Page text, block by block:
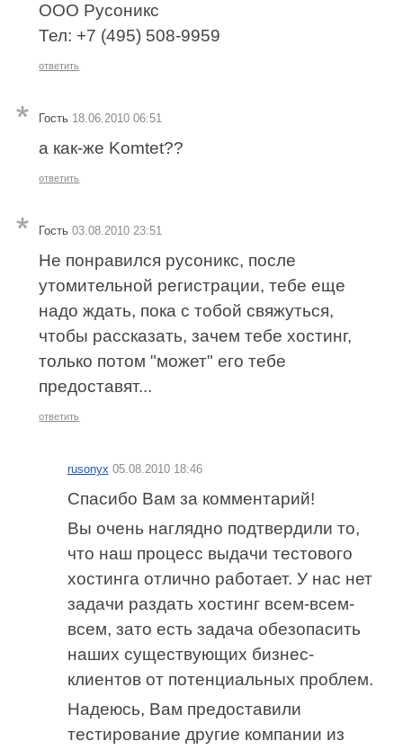
ООО Русоникс
Тел: +7 (495) 508-9959
ответить
Гость 18.06.2010 06:51
а как-же Komtet??
ответить
Гость 03.08.2010 23:51
Не понравился русоникс, после
утомительной регистрации, тебе еще
надо ждать, пока с тобой свяжуться,
чтобы рассказать, зачем тебе хостинг,
только потом "может" его тебе
предоставят...
ответить
rusonyx 05.08.2010 18:46
Спасибо Вам за комментарий!
Вы очень наглядно подтвердили то,
что наш процесс выдачи тестового
хостинга отлично работает. У нас нет
задачи раздать хостинг всем-всем-
всем, зато есть задача обезопасить
наших существующих бизнес-
клиентов от потенциальных проблем.
Надеюсь, Вам предоставили
тестирование другие компании из